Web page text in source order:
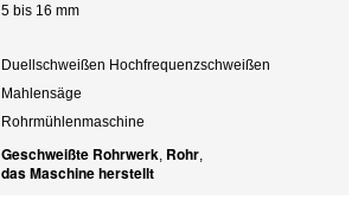
5 bis 16 mm
Duellschweißen Hochfrequenzschweißen
Mahlensäge
Rohrmühlenmaschine
Geschweißte Rohrwerk, Rohr,
das Maschine herstellt